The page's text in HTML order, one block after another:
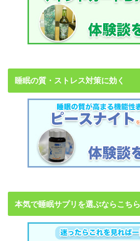
睡眠の質・ストレス対策に効く
本気で睡眠サプリを選ぶならこちら